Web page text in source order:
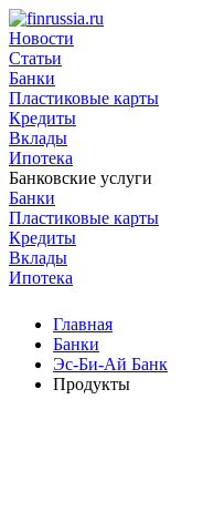
Новости
Статьи
Банки
Пластиковые карты
Кредиты
Вклады
Ипотека
Банковские услуги
Банки
Пластиковые карты
Кредиты
Вклады
Ипотека
Главная
Банки
Эс-Би-Ай Банк
Продукты